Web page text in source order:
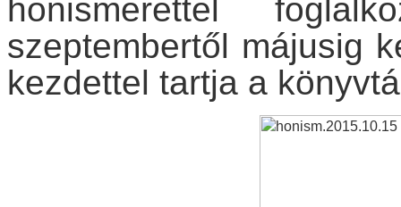
honismerettel
szeptembertől májusig
kezdettel tartja a